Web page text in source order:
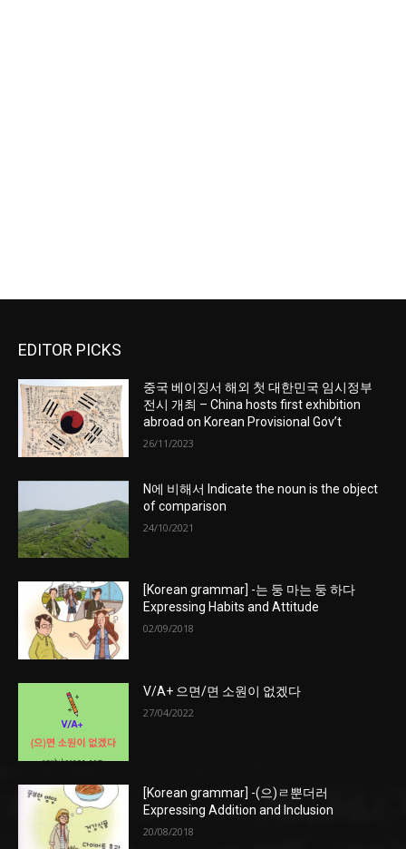
EDITOR PICKS
중국 베이징서 해외 첫 대한민국 임시정부
전시 개최 – China hosts first exhibition
abroad on Korean Provisional Gov’t
26/11/2023
N에 비해서 Indicate the noun is the object
of comparison
24/10/2021
[Korean grammar] -는 둥 마는 둥 하다
Expressing Habits and Attitude
02/09/2018
V/A+ 으면/면 소원이 없겠다
27/04/2022
[Korean grammar] -(으)ㄹ뿐더러
Expressing Addition and Inclusion
20/08/2018